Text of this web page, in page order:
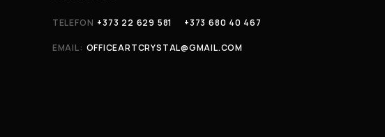
TELEFON +373 22 629 581 +373 680 40 467
EMAIL: OFFICEARTCRYSTAL@GMAIL.COM